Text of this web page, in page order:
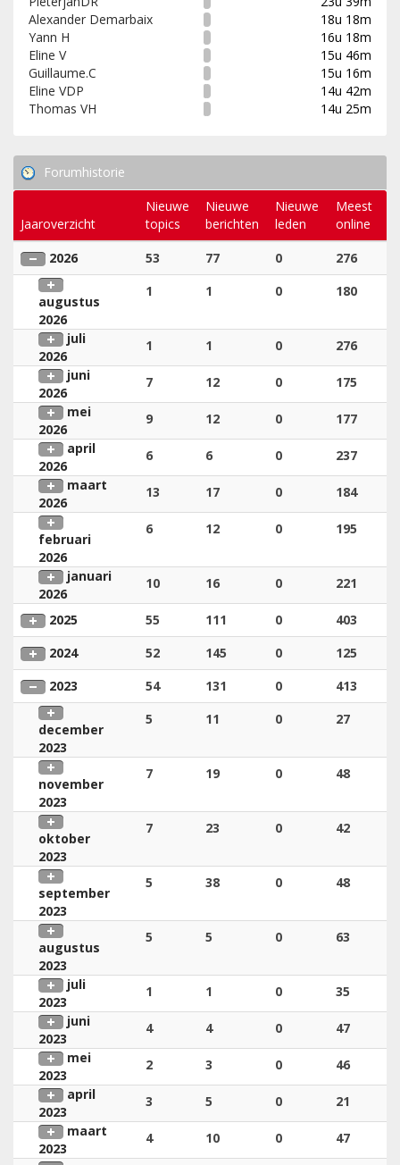
Alexander Demarbaix
18u 18m
Yann H
16u 18m
Eline V
15u 46m
Guillaume.C
15u 16m
Eline VDP
14u 42m
Thomas VH
14u 25m
Forumhistorie
Jaaroverzicht
Nieuwe
topics
Nieuwe
berichten
Nieuwe
leden
Meest
online
2026
53 77 0 276
augustus
2026
1 1 0 180
juli
2026
1 1 0
276
juni
2026
7 12 0
175
mei
2026
9 12 0
177
april
2026
6 6 0
237
maart
2026
13 17 0 184
februari
2026
6 12 0 195
januari
2026
10 16 0 221
2025 55 111 0
403
2024
52 145 0
125
2023
54 131 0 413
december
2023
5 11 0 27
november
2023
7 19 0 48
oktober
2023
7 23 0 42
september
2023
5 38 0 48
augustus
2023
5 5 0 63
juli
2023
1 1 0
35
juni
2023
4 4 0
47
mei
2023
2 3 0
46
april
2023
3 5 0
21
maart
2023
4 10 0 47